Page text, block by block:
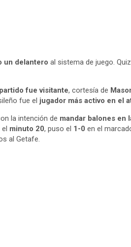
un delantero al sistema de juego.
fue visitante, cortesía de
fue el jugador más activo en el
la intención de mandar balones en
minuto 20, puso el 1-0 en el
al Getafe.